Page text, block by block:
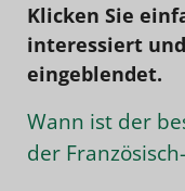
Klicken Sie
interessiert
eingeblendet.
Wann ist der
der